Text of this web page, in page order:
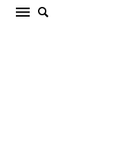
POLK AUDIO